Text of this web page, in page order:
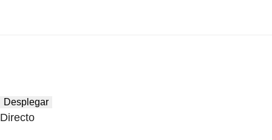
Desplegar
Directo